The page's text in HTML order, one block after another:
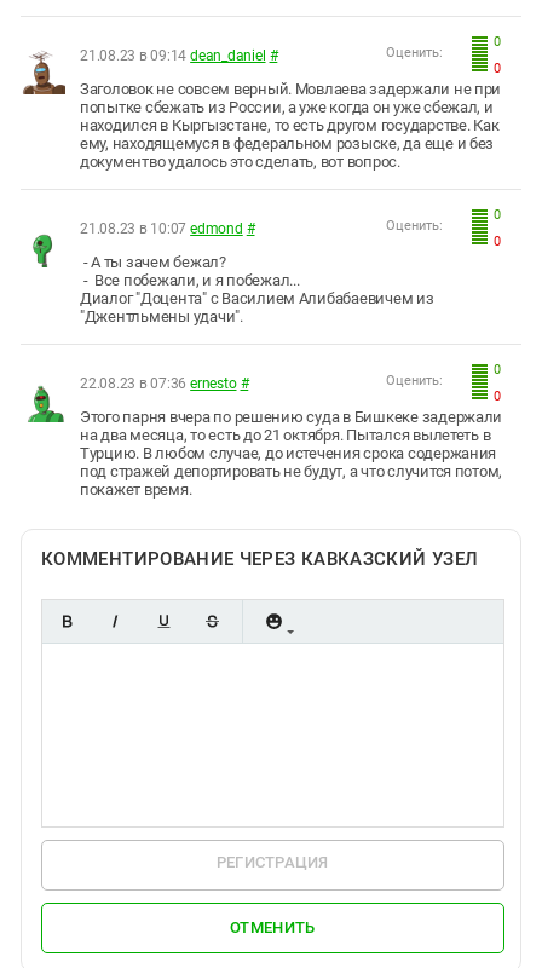
0
0
Оценить:
21.08.23 в 09:14 dean_daniel #
Заголовок не совсем верный. Мовлаева задержали не при
попытке сбежать из России, а уже когда он уже сбежал, и
находился в Кыргызстане, то есть другом государстве. Как
ему, находящемуся в федеральном розыске, да еще и без
документво удалось это сделать, вот вопрос.
0
0
Оценить:
21.08.23 в 10:07 edmond #
- А ты зачем бежал?
- Все побежали, и я побежал...
Диалог "Доцента" с Василием Алибабаевичем из
"Джентльмены удачи".
0
0
Оценить:
22.08.23 в 07:36 ernesto #
Этого парня вчера по решению суда в Бишкеке задержали
на два месяца, то есть до 21 октября. Пытался вылететь в
Турцию. В любом случае, до истечения срока содержания
под стражей депортировать не будут, а что случится потом,
покажет время.
КОММЕНТИРОВАНИЕ ЧЕРЕЗ КАВКАЗСКИЙ УЗЕЛ
РЕГИСТРАЦИЯ
ОТМЕНИТЬ